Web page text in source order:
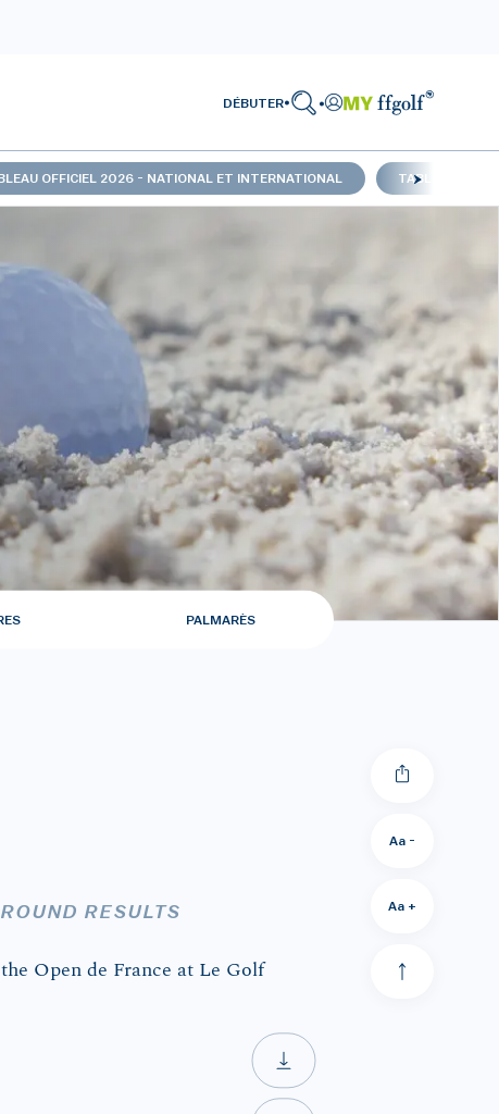
DÉBUTER
OFFICIEL 2026 - NATIONAL ET INTERNATIONAL TABLEAU
PALMARÈS
RESULTS
Open de France at Le Golf
Aa -
Aa +